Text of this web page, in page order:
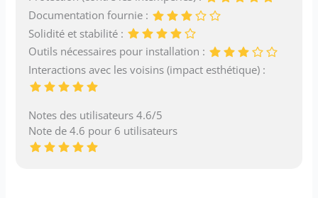
Documentation fournie :
Solidité et stabilité :
Outils nécessaires pour installation :
Interactions avec les voisins (impact esthétique) :
Notes des utilisateurs 4.6/5
Note de 4.6 pour 6 utilisateurs